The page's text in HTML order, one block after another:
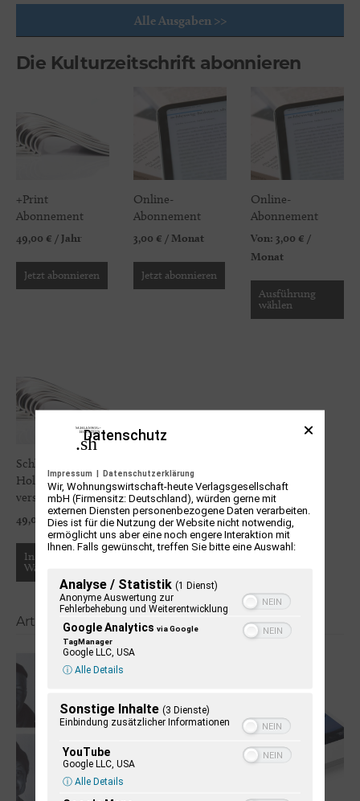
Die Kulturzeitschrift abonnieren
+Print
Abonnement
49,00 € / Jahr
Jetzt abonnieren
Online-
Abonnement
3,00 € / Monat
Jetzt abonnieren
Online-
Abonnement
Von: 3,00 € /
Monat
Ausführung
wählen
Schleswig-
Holstein +Print
verschenken
49,00 €
In den
Warenkorb
Artikel aus den vergangenen Ausgaben
Alle Ausgaben >>
Datenschutz
Impressum Datenschutzerklärung
Wir, Wohnungswirtschaft-heute Verlagsgesellschaft
mbH (Firmensitz: Deutschland), würden gerne mit
externen Diensten personenbezogene Daten verarbeiten.
Dies ist für die Nutzung der Website nicht notwendig,
ermöglicht uns aber eine noch engere Interaktion mit
Ihnen. Falls gewünscht, treffen Sie bitte eine Auswahl:
Analyse / Statistik (1 Dienst)
Anonyme Auswertung zur
Fehlerbehebung und Weiterentwicklung
Google Analytics via Google
TagManager
Google LLC, USA
ⓘ Alle Details
Sonstige Inhalte (3 Dienste)
Einbindung zusätzlicher Informationen
YouTube
Google LLC, USA
ⓘ Alle Details